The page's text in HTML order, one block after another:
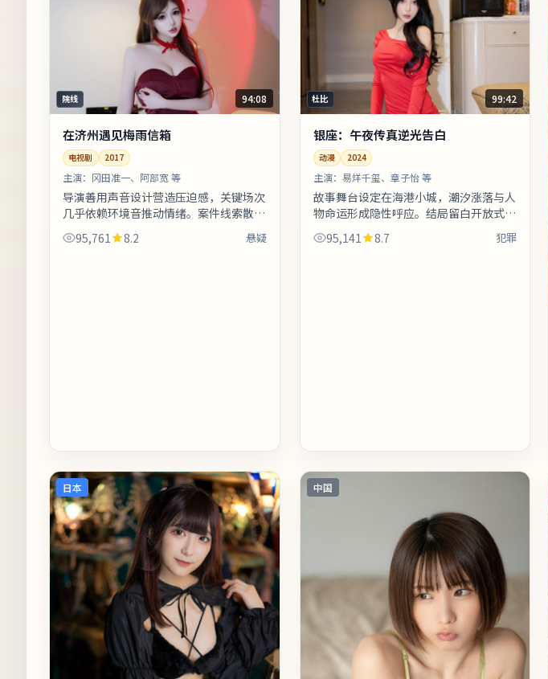
院线 94:08
在济州遇见梅雨信箱
电视剧 2017
主演： 冈田准一、阿部宽 等
导演善用声音设计营造压迫感，关键场次
几乎依赖环境音推动情绪。案件线索散布
在日常物件里：车票、收据、旧照片皆可
能成为钥匙。上线之后口碑分化属正常
95,761 8.2 悬疑
杜比 99:42
银座：午夜传真逆光告白
动漫 2024
主演： 易烊千玺、章子怡 等
故事舞台设定在海港小城，潮汐涨落与人
物命运形成隐性呼应。结局留白开放式处
理，适合观影后在社交平台延伸讨论。整
体来看，这是一部类型元素清晰、人物
95,141 8.7 犯罪
日本 中国